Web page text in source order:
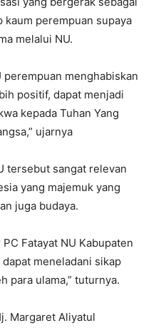
kaum perempuan supaya
melalui NU.
perempuan menghabiskan
positif, dapat menjadi
kepada Tuhan Yang
ujarnya
tersebut sangat relevan
yang majemuk yang
juga budaya.
Fatayat NU Kabupaten
meneladani sikap
para ulama,” tuturnya.
Margaret Aliyatul